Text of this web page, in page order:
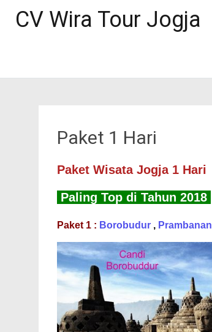
CV Wira Tour Jogja
Paket 1 Hari
Paket Wisata Jogja 1 Hari
Paling Top di Tahun 2018
Paket 1 : Borobudur , Prambanan